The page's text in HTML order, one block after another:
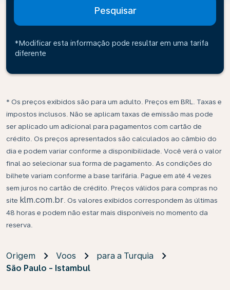
Pesquisar
*Modificar esta informação pode resultar em uma tarifa
diferente
* Os preços exibidos são para um adulto. Preços em BRL. Taxas e
impostos inclusos. Não se aplicam taxas de emissão mas pode
ser aplicado um adicional para pagamentos com cartão de
crédito. Os preços apresentados são calculados ao câmbio do
dia e podem variar conforme a disponibilidade. Você verá o valor
final ao selecionar sua forma de pagamento. As condições do
bilhete variam conforme a base tarifária. Pague em até 4 vezes
sem juros no cartão de crédito. Preços válidos para compras no
site klm.com.br . Os valores exibidos correspondem às últimas
48 horas e podem não estar mais disponíveis no momento da
reserva.
Origem Voos
para a Turquia
São Paulo - Istambul